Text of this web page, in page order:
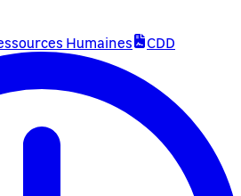
Humaines CDD